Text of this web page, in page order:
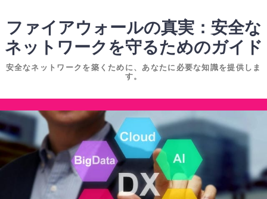
ン
ツ
キ
ッ
プ
ファイアウォールの真実：安全な
ネットワークを守るためのガイド
安全なネットワークを築くために、あなたに必要な知識を提供しま
す。
コ
ン
テ
ン